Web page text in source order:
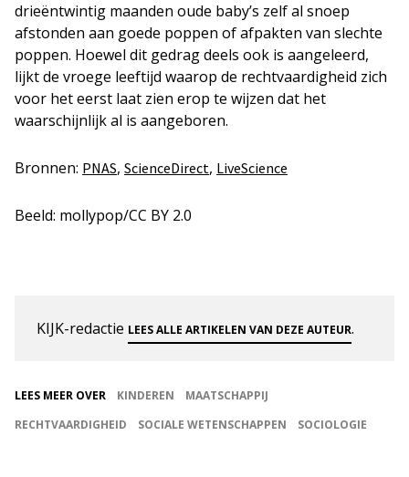
drieëntwintig maanden oude baby’s zelf al snoep
afstonden aan goede poppen of afpakten van slechte
poppen. Hoewel dit gedrag deels ook is aangeleerd,
lijkt de vroege leeftijd waarop de rechtvaardigheid zich
voor het eerst laat zien erop te wijzen dat het
waarschijnlijk al is aangeboren.
Bronnen: PNAS, ScienceDirect, LiveScience
Beeld: mollypop/CC BY 2.0
KIJK-redactie LEES ALLE ARTIKELEN VAN DEZE AUTEUR.
LEES MEER OVER KINDEREN
MAATSCHAPPIJ
RECHTVAARDIGHEID
SOCIALE WETENSCHAPPEN SOCIOLOGIE